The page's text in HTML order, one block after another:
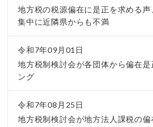
地方税の税源偏在に是正を求める声
集中に近隣県からも不満
令和7年09月01日
地方税制検討会が各団体から偏在是
ング
令和7年08月25日
地方税制検討会が地方法人課税の偏